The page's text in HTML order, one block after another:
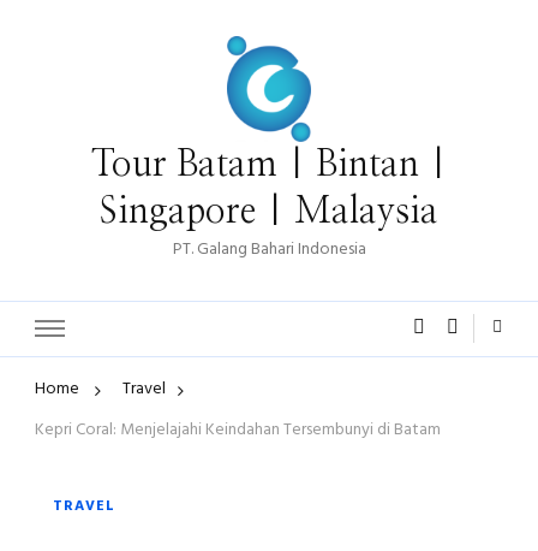
Tour Batam | Bintan |
Singapore | Malaysia
PT. Galang Bahari Indonesia
Home
Travel
Kepri Coral: Menjelajahi Keindahan Tersembunyi di Batam
TRAVEL